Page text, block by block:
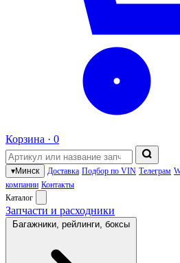
Корзина · 0
▾Минск Доставка Подбор по VIN Телеграм
компании Контакты
Каталог
Запчасти и расходники
Багажники, рейлинги, боксы